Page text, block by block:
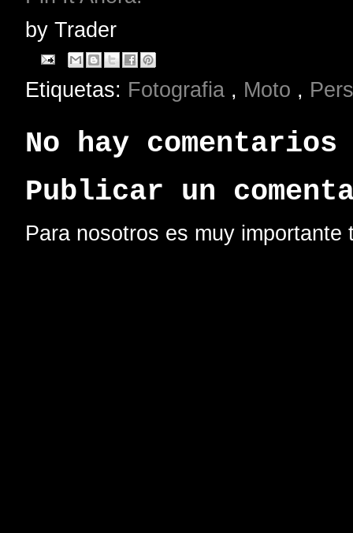
by Trader
Etiquetas: Fotografia , Moto ,
No hay
Publicar un
Para nosotros es muy